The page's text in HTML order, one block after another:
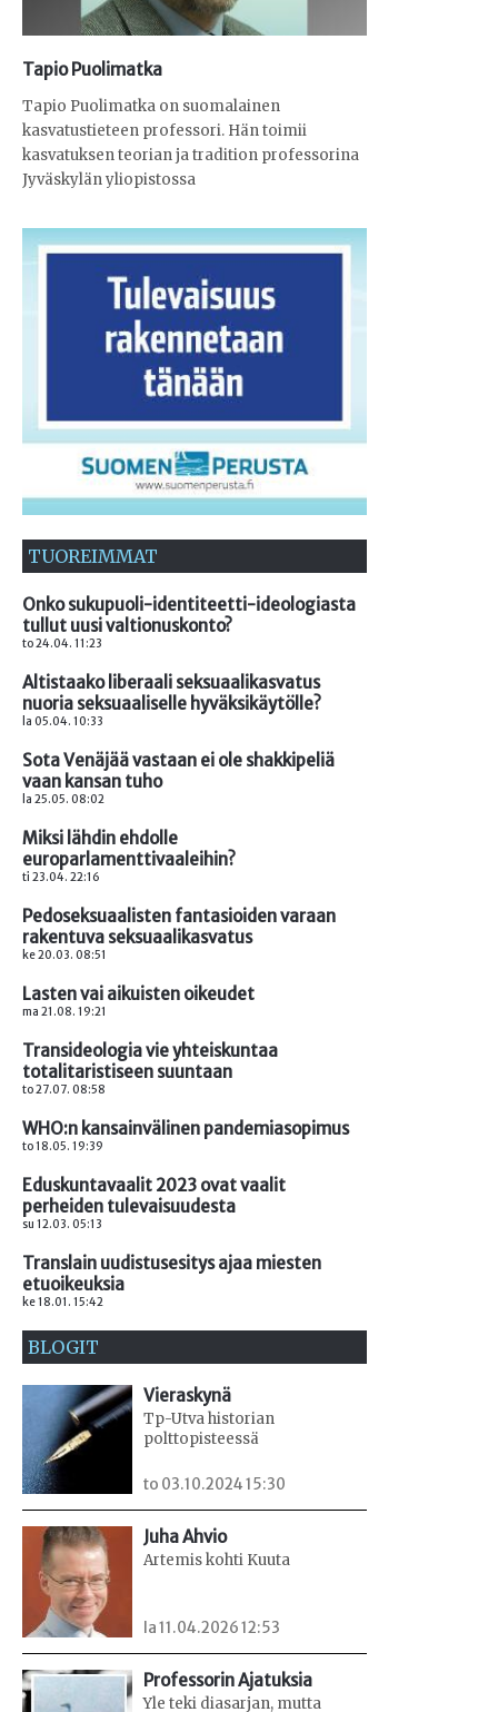
Tapio Puolimatka
Tapio Puolimatka on suomalainen
kasvatustieteen professori. Hän toimii
kasvatuksen teorian ja tradition professorina
Jyväskylän yliopistossa
TUOREIMMAT
Onko sukupuoli-identiteetti-ideologiasta
tullut uusi valtionuskonto?
to 24.04. 11:23
Altistaako liberaali seksuaalikasvatus
nuoria seksuaaliselle hyväksikäytölle?
la 05.04. 10:33
Sota Venäjää vastaan ei ole shakkipeliä
vaan kansan tuho
la 25.05. 08:02
Miksi lähdin ehdolle
europarlamenttivaaleihin?
ti 23.04. 22:16
Pedoseksuaalisten fantasioiden varaan
rakentuva seksuaalikasvatus
ke 20.03. 08:51
Lasten vai aikuisten oikeudet
ma 21.08. 19:21
Transideologia vie yhteiskuntaa
totalitaristiseen suuntaan
to 27.07. 08:58
WHO:n kansainvälinen pandemiasopimus
to 18.05. 19:39
Eduskuntavaalit 2023 ovat vaalit
perheiden tulevaisuudesta
su 12.03. 05:13
Translain uudistusesitys ajaa miesten
etuoikeuksia
ke 18.01. 15:42
BLOGIT
Vieraskynä
Tp-Utva historian
polttopisteessä
to 03.10.2024 15:30
Juha Ahvio
Artemis kohti Kuuta
la 11.04.2026 12:53
Professorin Ajatuksia
Yle teki diasarjan, mutta